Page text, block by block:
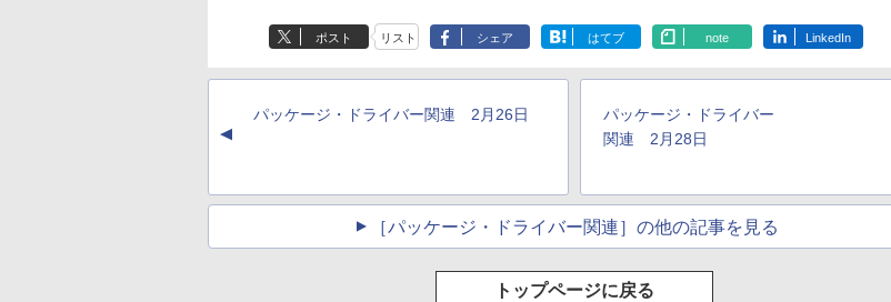
7インチディスプレ
イ、色調調節ライ
テリー、広告なし、
￥22,980
ない、大きな画面で
読みやすい、6週間持
チディスプレイ電子
ック、16GB、広告な
￥16,980
ション (32GB) 7イン
チディスプレイ、明
調節ライト、12週間
告なし、メタリック
￥27,980
トレージ、防水、7イ
ンチカラーディスプ
ト、最大8週間持続バ
し、ブラック (2025
年発売)
￥31,980
インチカラーディスプ
レイ、64GBストレー
明るさ自動調整、色調
ムペン付き、グラファ
￥115,980
ポスト リスト シェア はてブ note LinkedIn
▲
パッケージ・ドライバー関連 2月26日
パッケージ・ドライバー
関連 2月28日
［パッケージ・ドライバー関連］の他の記事を見る
トップページに戻る